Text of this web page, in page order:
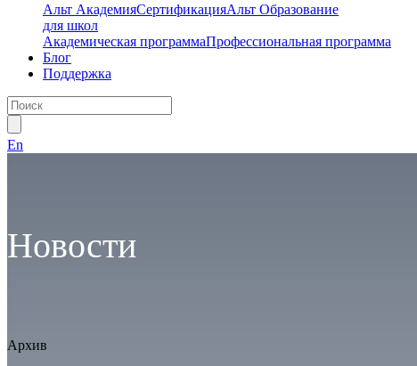
Альт АкадемияСертификацияАльт Образование
для школ
Академическая программаПрофессиональная программа
Блог
Поддержка
En
Новости
Архив